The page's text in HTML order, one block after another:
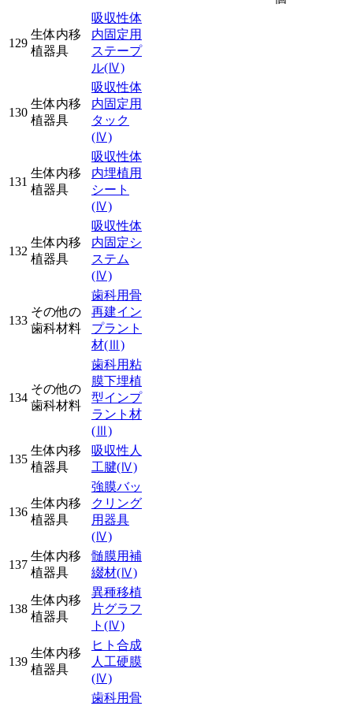
129
生体内移
植器具
吸収性体
内固定用
ステープ
ル(Ⅳ)
130
生体内移
植器具
吸収性体
内固定用
タック
(Ⅳ)
131
生体内移
植器具
吸収性体
内埋植用
シート
(Ⅳ)
132
生体内移
植器具
吸収性体
内固定シ
ステム
(Ⅳ)
133
その他の
歯科材料
歯科用骨
再建イン
プラント
材(Ⅲ)
134
その他の
歯科材料
歯科用粘
膜下埋植
型インプ
ラント材
(Ⅲ)
135
生体内移
植器具
吸収性人
工腱(Ⅳ)
136
生体内移
植器具
強膜バッ
クリング
用器具
(Ⅳ)
137
生体内移
植器具
髄膜用補
綴材(Ⅳ)
138
生体内移
植器具
異種移植
片グラフ
ト (Ⅳ)
139
生体内移
植器具
ヒト合成
人工硬膜
(Ⅳ)
歯科用骨